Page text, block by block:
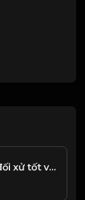
Trong cảnh thuận lợi, đối xử tốt với người, gặp cảnh đối xử tốt với mình! Đạo